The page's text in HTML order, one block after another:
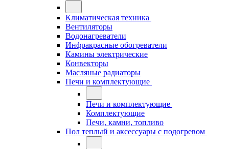
Климатическая техника
Вентиляторы
Водонагреватели
Инфракрасные обогреватели
Камины электрические
Конвекторы
Масляные радиаторы
Печи и комплектующие
Печи и комплектующие
Комплектующие
Печи, камни, топливо
Пол теплый и аксессуары с подогревом